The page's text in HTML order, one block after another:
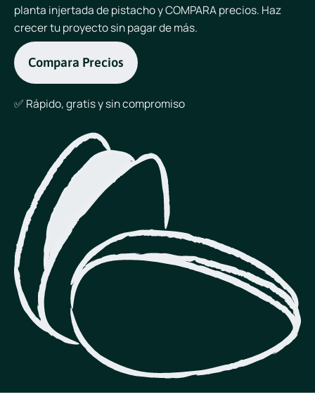
planta injertada de pistacho y COMPARA precios. Haz
crecer tu proyecto sin pagar de más.
Compara Precios
✅​ Rápido, gratis y sin compromiso